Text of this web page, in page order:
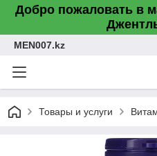
Добро пожаловать в
MEN007.kz
Товары и услуги